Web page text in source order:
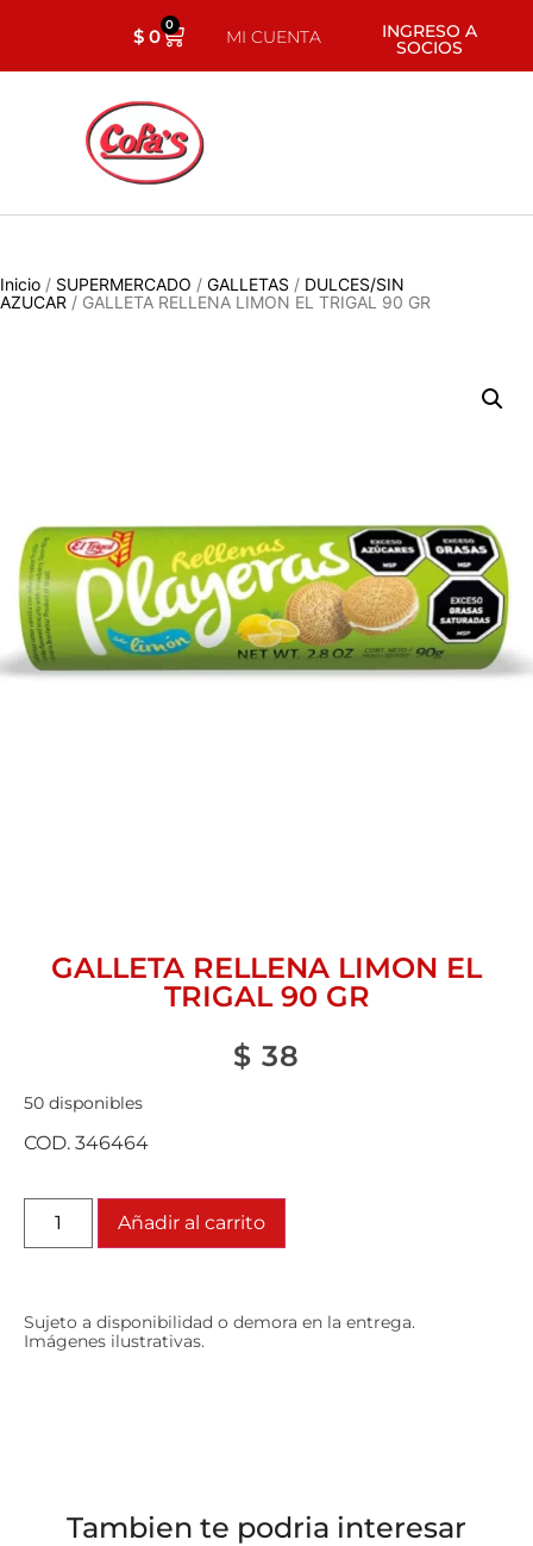
$0 0
MI CUENTA INGRESO A
SOCIOS
Inicio / SUPERMERCADO / GALLETAS / DULCES/SIN
AZUCAR / GALLETA RELLENA LIMON EL TRIGAL 90 GR
GALLETA RELLENA LIMON EL
TRIGAL 90 GR
$ 38
50 disponibles
COD. 346464
Añadir al carrito
Sujeto a disponibilidad o demora en la entrega.
Imágenes ilustrativas.
Tambien te podria interesar